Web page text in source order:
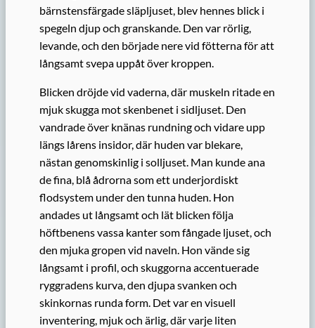
bärnstensfärgade släpljuset, blev hennes blick i
spegeln djup och granskande. Den var rörlig,
levande, och den började nere vid fötterna för att
långsamt svepa uppåt över kroppen.
Blicken dröjde vid vaderna, där muskeln ritade en
mjuk skugga mot skenbenet i sidljuset. Den
vandrade över knänas rundning och vidare upp
längs lårens insidor, där huden var blekare,
nästan genomskinlig i solljuset. Man kunde ana
de fina, blå ådrorna som ett underjordiskt
flodsystem under den tunna huden. Hon
andades ut långsamt och lät blicken följa
höftbenens vassa kanter som fångade ljuset, och
den mjuka gropen vid naveln. Hon vände sig
långsamt i profil, och skuggorna accentuerade
ryggradens kurva, den djupa svanken och
skinkornas runda form. Det var en visuell
inventering, mjuk och ärlig, där varje liten